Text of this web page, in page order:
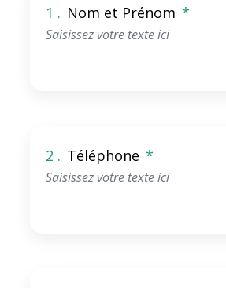
1 . Nom et Prénom *
2 . Téléphone *